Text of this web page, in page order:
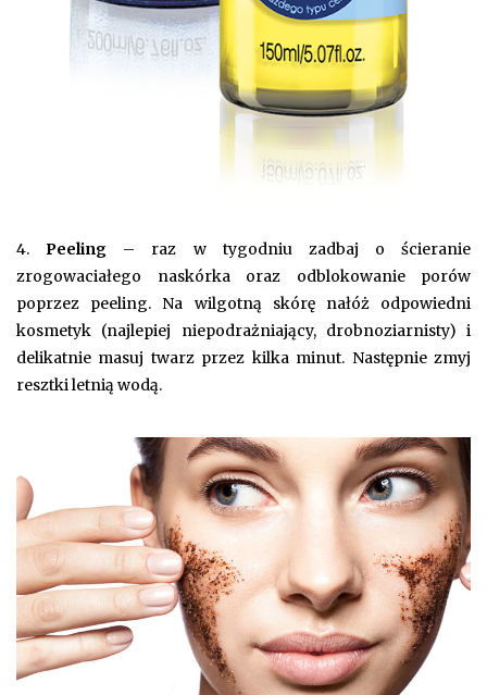
4.Peeling – raz w tygodniu zadbaj o ścieranie
zrogowaciałego naskórka oraz odblokowanie porów
poprzez peeling. Na wilgotną skórę nałóż odpowiedni
kosmetyk (najlepiej niepodrażniający, drobnoziarnisty) i
delikatnie masuj twarz przez kilka minut. Następnie zmyj
resztki letnią wodą.